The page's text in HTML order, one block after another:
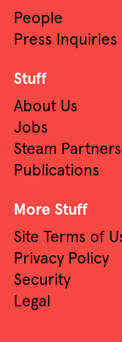
People
Press Inquiries
Stuff
About Us
Jobs
Steam Partners
Publications
More Stuff
Site Terms of
Privacy Policy
Security
Legal